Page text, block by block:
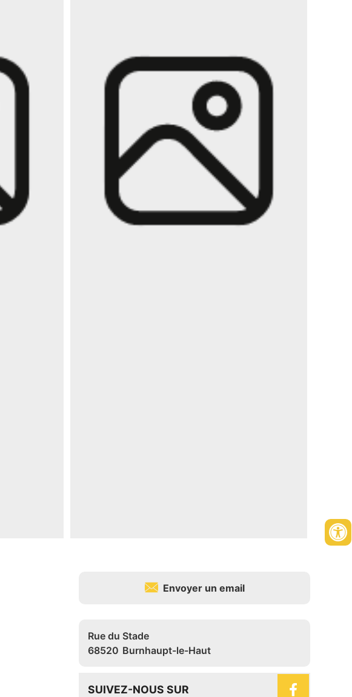
Envoyer un email
Rue du Stade
68520 Burnhaupt-le-Haut
SUIVEZ-NOUS SUR